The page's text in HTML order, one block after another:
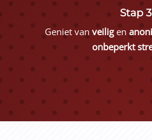
Stap 3
Geniet van veiligen
onbeperkt